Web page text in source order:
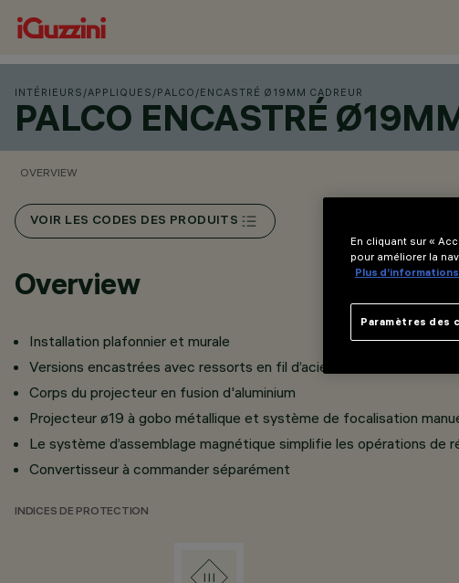
INTÉRIEURS /APPLIQUES /PALCO /ENCASTRÉ Ø19MM CADREUR
PALCO ENCASTRÉ
OVERVIEW
VOIR LES CODES DES PRODUITS
Overview
Installation plafonnier et murale
Versions encastrées avec ressorts en fil d’acier
Corps du projecteur en fusion d'aluminium
Projecteur ø19 à gobo métallique et système de focalisation
Le système d’assemblage magnétique simplifie les opérations de
Convertisseur à commander séparément
INDICES DE PROTECTION
En cliquant sur «
pour améliorer la
Plus d’informations
Paramètres des